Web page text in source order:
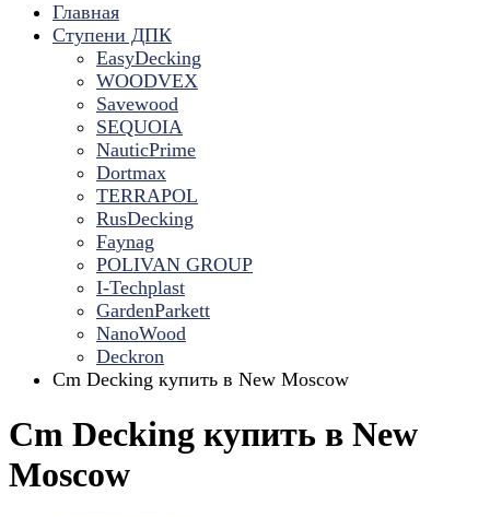
Главная
Ступени ДПК
EasyDecking
WOODVEX
Savewood
SEQUOIA
NauticPrime
Dortmax
TERRAPOL
RusDecking
Faynag
POLIVAN GROUP
I-Techplast
GardenParkett
NanoWood
Deckron
Cm Decking купить в New Moscow
Cm Decking купить в New
Moscow